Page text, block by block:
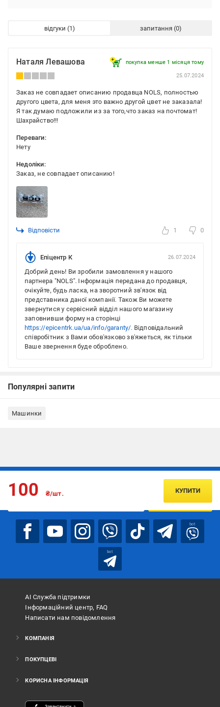
відгуки запитання
Наталя Левашова покупка менше 1 місяця томy
25.07.2024
Заказ не совпадает описанию продавца NOLS, полностью
другого цвета, для меня это важно другой цвет не заказала!
Я так думаю подложили из за того,что заказ на почтомат!
Шахрайство!!!
Переваги:
Нету
Недоліки:
Заказ, не совпадает описанию!
Відповісти 1 0
Епіцентр К 26.07.2024
Добрий день! Ви зробили замовлення у нашого
партнера "NOLS". Інформація передана до продавця,
очікуйте, будь ласка, на зворотний зв'язок від
представника даної компанії. Також Ви можете
звернутися у сервісний відділ нашого магазину
заповнивши форму на сторінці
https://epicentrk.ua/ua/info/garanty/. Відповідальний
співробітник з Вами обов'язково зв'яжеться, як тільки
Ваше звернення буде оброблено.
Популярні запити
Машинки
100 ₴/шт. КУПИТИ
Підписуйтесь, щоб дізнаватись першим про акції та пропозиції
ПІДПИСАТИСЯ
bot
bot
АІ Служба підтримки
Інформаційний центр, FAQ
Написати нам повідомлення
КОМПАНІЯ
ПОКУПЦЕВІ
КОРИСНА ІНФОРМАЦІЯ